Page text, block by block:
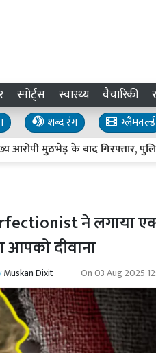
स्पोर्ट्स स्वास्थ्य वैचारिकी
शब्द रंग
ग्लैमवर्ल्ड
के बाद गिरफ्तार, पुलिस की
ने लगाया
आपको दीवाना
Muskan Dixit On03 Aug 2025